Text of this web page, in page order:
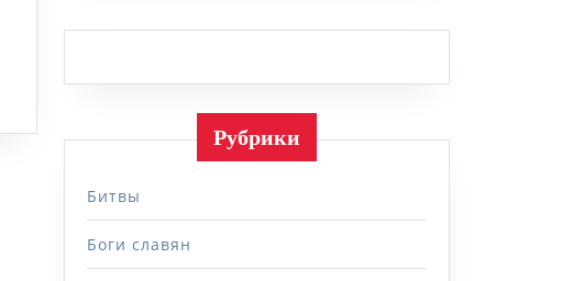
Рубрики
Битвы
Боги славян